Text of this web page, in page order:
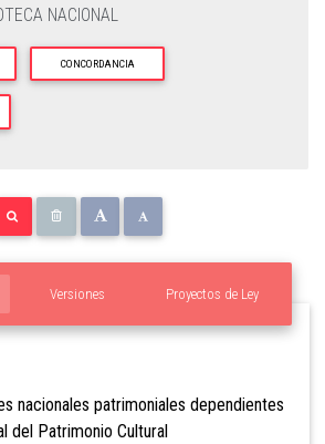
NACIONAL
CONCORDANCIA
Versiones Proyectos de Ley
nacionales patrimoniales dependientes
del Patrimonio Cultural